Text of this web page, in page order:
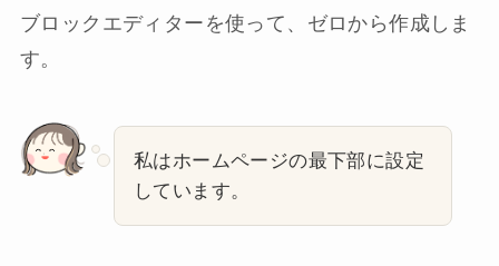
ブロックエディターを使って、ゼロから作成しま
す。
私はホームページの最下部に設定
しています。